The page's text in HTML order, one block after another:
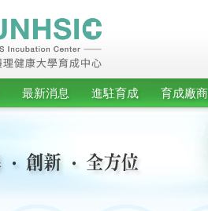
最新消息 進駐育成 育成廠商